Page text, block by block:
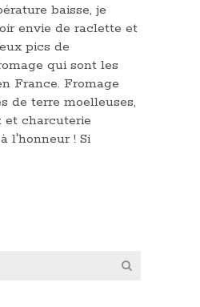
baisse, je
envie de raclette et
pics de
qui sont les
France. Fromage
de terre moelleuses,
charcuterie
l'honneur ! Si